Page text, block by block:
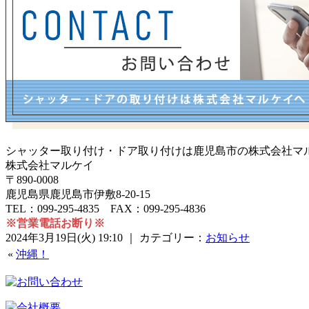
シャッター取り付け・ドア取り付けは鹿児島市の株式会社マ
株式会社マルケイ
〒890-0008
鹿児島県鹿児島市伊敷8-20-15
TEL：099-295-4835 FAX：099-295-4836
※営業電話お断り※
2024年3月19日(火) 19:10 ｜ カテゴリー： お知らせ
« 沖縄！